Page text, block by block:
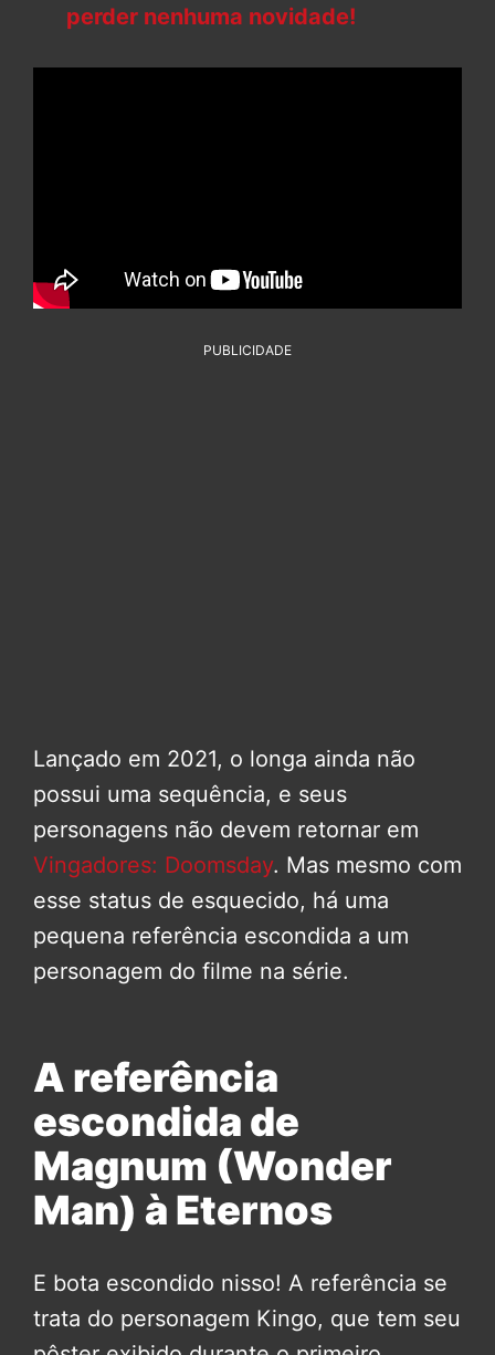
perder nenhuma novidade!
PUBLICIDADE
Lançado em 2021, o longa ainda não
possui uma sequência, e seus
personagens não devem retornar em
Vingadores: Doomsday. Mas mesmo com
esse status de esquecido, há uma
pequena referência escondida a um
personagem do filme na série.
A referência
escondida de
Magnum (Wonder
Man) à Eternos
E bota escondido nisso! A referência se
trata do personagem Kingo, que tem seu